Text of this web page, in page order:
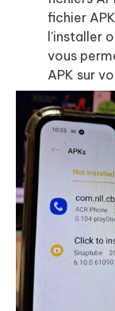
fichier
l'installer
vous
APK sur